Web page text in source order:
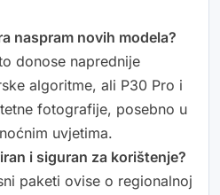
naspram novih modela?
donose naprednije
algoritme, ali P30 Pro i
fotografije, posebno u
uvjetima.
i siguran za korištenje?
paketi ovise o regionalnoj